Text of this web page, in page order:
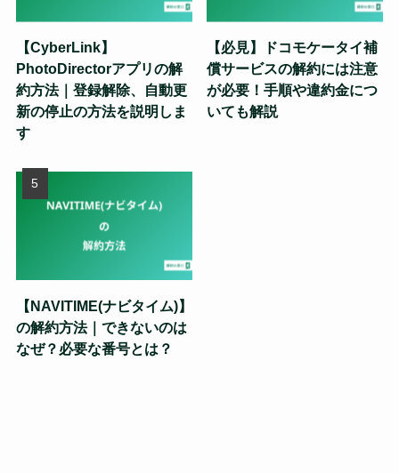
【CyberLink】
PhotoDirectorアプリの解
約方法｜登録解除、自動更
新の停止の方法を説明しま
す
【必見】ドコモケータイ補
償サービスの解約には注意
が必要！手順や違約金につ
いても解説
【NAVITIME(ナビタイム)】
の解約方法｜できないのは
なぜ？必要な番号とは？